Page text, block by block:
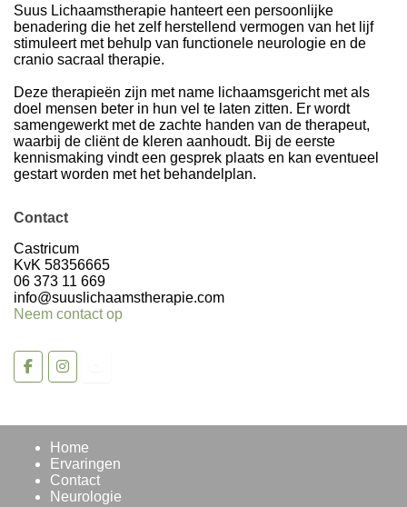
Suus Lichaamstherapie hanteert een persoonlijke
benadering die het zelf herstellend vermogen van het lijf
stimuleert met behulp van functionele neurologie en de
cranio sacraal therapie.
Deze therapieën zijn met name lichaamsgericht met als
doel mensen beter in hun vel te laten zitten. Er wordt
samengewerkt met de zachte handen van de therapeut,
waarbij de cliënt de kleren aanhoudt. Bij de eerste
kennismaking vindt een gesprek plaats en kan eventueel
gestart worden met het behandelplan.
Contact
Castricum
KvK 58356665
06 373 11 669
info@suuslichaamstherapie.com
Neem contact op
Home
Ervaringen
Contact
Neurologie